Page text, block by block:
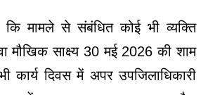
कि मामले से संबंधित कोई भी व्यक्ति
मौखिक साक्ष्य 30 मई 2026 की शाम
कार्य दिवस में अपर उपजिलाधिकारी